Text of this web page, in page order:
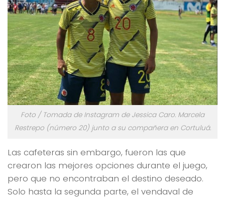
Foto / Tomada de Instagram de Jessica Caro. Marcela
Restrepo (número 20) junto a su compañera en Cortuluá.
Las cafeteras sin embargo, fueron las que
crearon las mejores opciones durante el juego,
pero que no encontraban el destino deseado.
Solo hasta la segunda parte, el vendaval de